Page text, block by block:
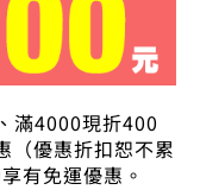
滿4000現折400
優惠折扣恕不累
有免運優惠。